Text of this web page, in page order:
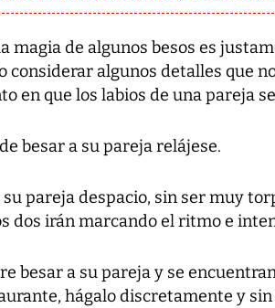
magia de algunos besos es
considerar algunos detalles que
en que los labios de una pareja
besar a su pareja relájese.
su pareja despacio, sin ser muy
dos irán marcando el ritmo e
besar a su pareja y se
hágalo discretamente y